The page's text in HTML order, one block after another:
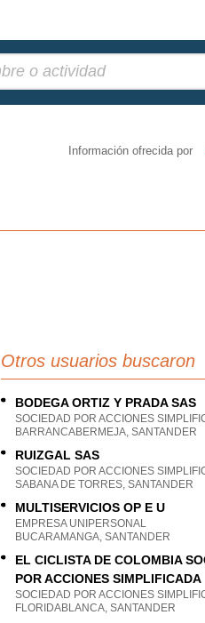
Información ofrecida por
Otros usuarios buscaron
BODEGA ORTIZ Y PRADA SAS
SOCIEDAD POR ACCIONES
BARRANCABERMEJA, SANTANDER
RUIZGAL SAS
SOCIEDAD POR ACCIONES
SABANA DE TORRES, SANTANDER
MULTISERVICIOS OP E U
EMPRESA UNIPERSONAL
BUCARAMANGA, SANTANDER
EL CICLISTA DE COLOMBIA
POR ACCIONES SIMPLIFICADA
SOCIEDAD POR ACCIONES
FLORIDABLANCA, SANTANDER